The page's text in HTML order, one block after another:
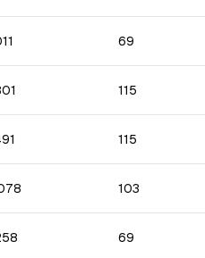
69
115
115
103
69